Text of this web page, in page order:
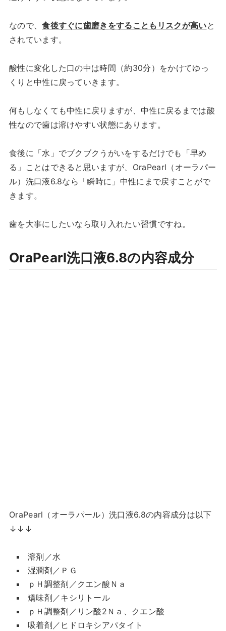
なので、食後すぐに歯磨きをすることもリスクが高いと
されています。
酸性に変化した口の中は時間（約30分）をかけてゆっ
くりと中性に戻っていきます。
何もしなくても中性に戻りますが、中性に戻るまでは酸
性なので歯は溶けやすい状態にあります。
食後に「水」でブクブクうがいをするだけでも「早め
る」ことはできると思いますが、OraPearl（オーラパー
ル）洗口液6.8なら「瞬時に」中性にまで戻すことがで
きます。
歯を大事にしたいなら取り入れたい習慣ですね。
OraPearl洗口液6.8の内容成分
OraPearl（オーラパール）洗口液6.8の内容成分は以下
↓↓↓
溶剤／水
湿潤剤／ＰＧ
ｐＨ調整剤／クエン酸Ｎａ
矯味剤／キシリトール
ｐＨ調整剤／リン酸2Ｎａ、クエン酸
吸着剤／ヒドロキシアパタイト